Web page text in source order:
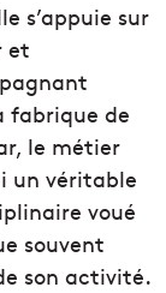
s’appuie sur
et
fabrique de
le métier
un véritable
voué
souvent
son activité.